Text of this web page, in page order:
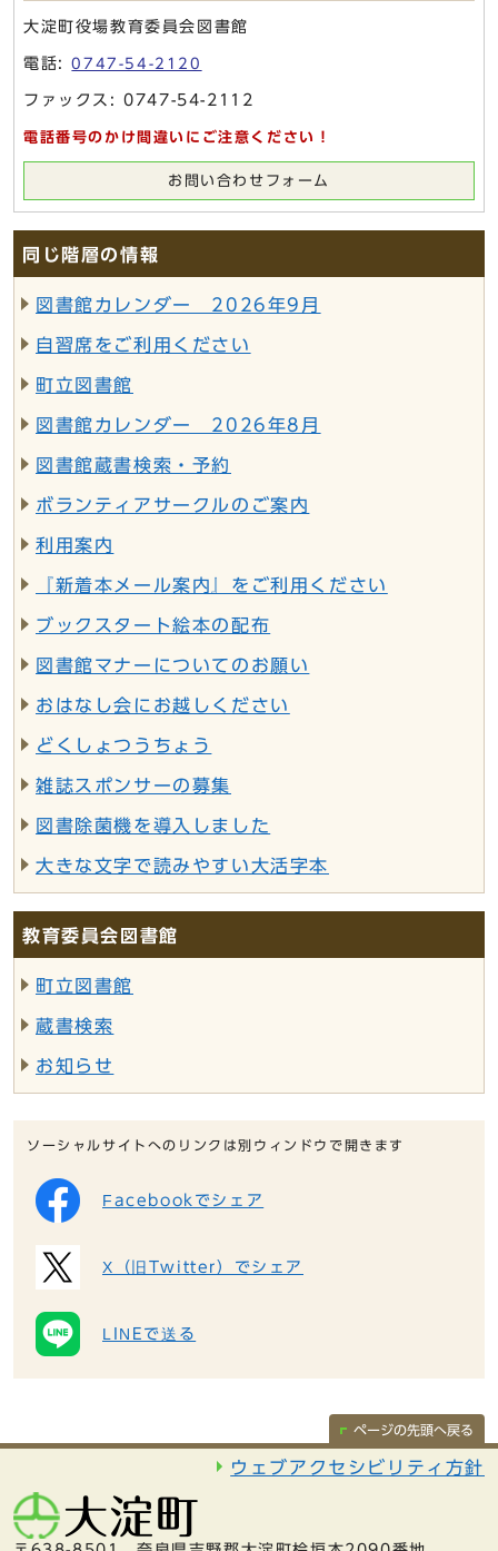
大淀町役場教育委員会図書館
電話:0747-54-2120
ファックス: 0747-54-2112
電話番号のかけ間違いにご注意ください！
お問い合わせフォーム
同じ階層の情報
図書館カレンダー 2026年9月
自習席をご利用ください
町立図書館
図書館カレンダー 2026年8月
図書館蔵書検索・予約
ボランティアサークルのご案内
利用案内
『新着本メール案内』をご利用ください
ブックスタート絵本の配布
図書館マナーについてのお願い
おはなし会にお越しください
どくしょつうちょう
雑誌スポンサーの募集
図書除菌機を導入しました
大きな文字で読みやすい大活字本
教育委員会図書館
町立図書館
蔵書検索
お知らせ
ソーシャルサイトへのリンクは別ウィンドウで開きます
Facebookでシェア
X（旧Twitter）でシェア
LINEで送る
ページの先頭へ戻る
ウェブアクセシビリティ方針